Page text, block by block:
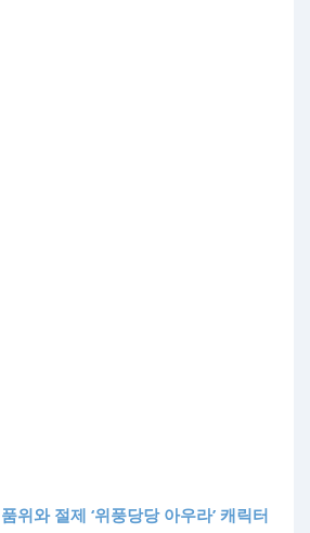
위와 절제 ‘위풍당당 아우라’ 캐릭터